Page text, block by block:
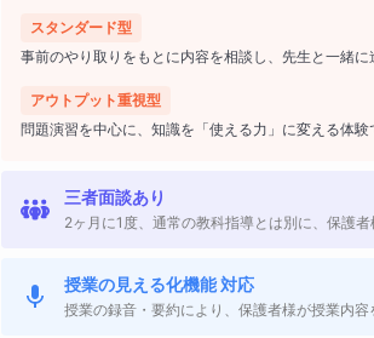
講座の３つの柱：
１．英文構造に忠実な読解力の養成
２．自然な日本語を導く技術の習得
３．本文から語彙を増やす力を育てる長文
スタンダード型
事前のやり取りをもとに内容を相談し、先生と一緒に
アウトプット重視型
問題演習を中心に、知識を「使える力」に変える体験
三者面談あり
2ヶ月に1度、通常の教科指導とは別に、保護
授業の見える化機能 対応
授業の録音・要約により、保護者様が授業内容